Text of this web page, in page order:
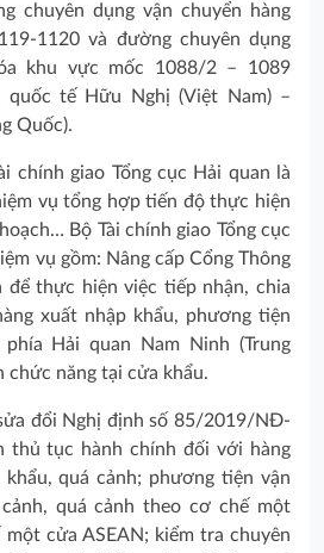
chuyên dụng vận chuyển hàng
1120 và đường chuyên dụng
khu vực mốc 1088/2 – 1089
quốc tế Hữu Nghị (Việt Nam) –
Quốc).
chính giao Tổng cục Hải quan là
vụ tổng hợp tiến độ thực hiện
Bộ Tài chính giao Tổng cục
vụ gồm: Nâng cấp Cổng Thông
thực hiện việc tiếp nhận, chia
xuất nhập khẩu, phương tiện
Hải quan Nam Ninh (Trung
chức năng tại cửa khẩu.
đổi Nghị định số 85/2019/NĐ-
thủ tục hành chính đối với hàng
khẩu, quá cảnh; phương tiện vận
quá cảnh theo cơ chế một
cửa ASEAN; kiểm tra chuyên